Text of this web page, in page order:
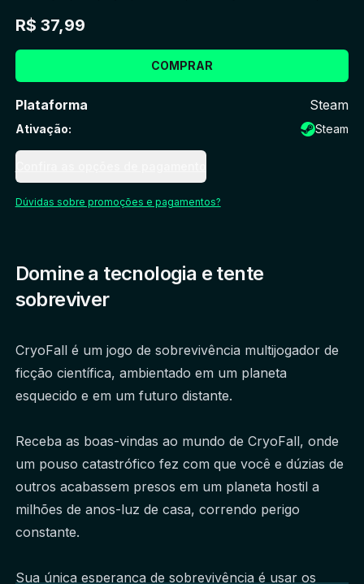
R$ 37,99
COMPRAR
Plataforma Steam
Ativação: Steam
Dúvidas sobre promoções e pagamentos?
Domine a tecnologia e tente
sobreviver
CryoFall é um jogo de sobrevivência multijogador de
ficção científica, ambientado em um planeta
esquecido e em um futuro distante.
Receba as boas-vindas ao mundo de CryoFall, onde
um pouso catastrófico fez com que você e dúzias de
outros acabassem presos em um planeta hostil a
milhões de anos-luz de casa, correndo perigo
constante.
Sua única esperança de sobrevivência é usar os